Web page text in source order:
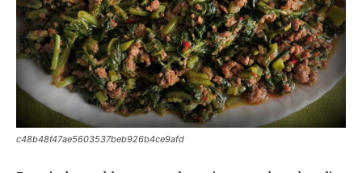
c48b48f47ae5603537beb926b4ce9afd